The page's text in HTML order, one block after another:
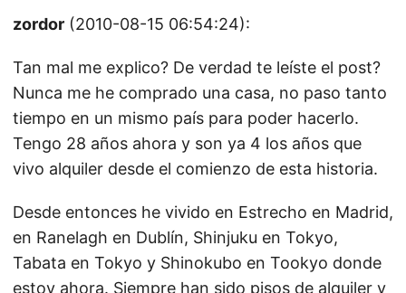
zordor (2010-08-15 06:54:24):
Tan mal me explico? De verdad te leíste el post?
Nunca me he comprado una casa, no paso tanto
tiempo en un mismo país para poder hacerlo.
Tengo 28 años ahora y son ya 4 los años que
vivo alquiler desde el comienzo de esta historia.
Desde entonces he vivido en Estrecho en Madrid,
en Ranelagh en Dublín, Shinjuku en Tokyo,
Tabata en Tokyo y Shinokubo en Tookyo donde
estoy ahora. Siempre han sido pisos de alquiler y